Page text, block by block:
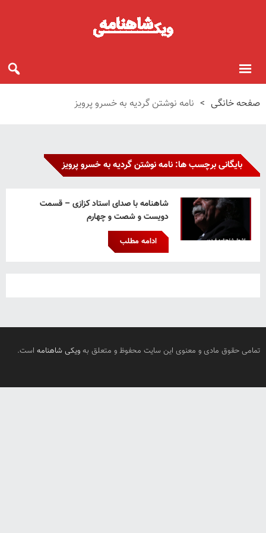
صفحه خانگی > نامه نوشتن گردیه به خسرو پرویز
بایگانی برچسب ها: نامه نوشتن گردیه به خسرو پرویز
شاهنامه با صدای استاد کزازی – قسمت
دویست و شصت و چهارم
ادامه مطلب
تمامی حقوق مادی و معنوی این سایت محفوظ و متعلق به ویکی شاهنامه است.